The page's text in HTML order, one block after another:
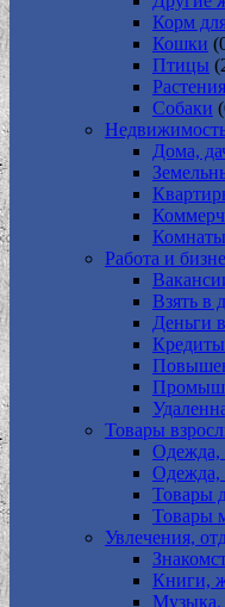
Корм
Кошки
Птицы
Растения
Собаки
Дома,
Комнаты
Работа и
Взять в
Деньги
Товары
Одежда,
Одежда,
Товары
Товары
Увлечения,
Книги,
Музыка,